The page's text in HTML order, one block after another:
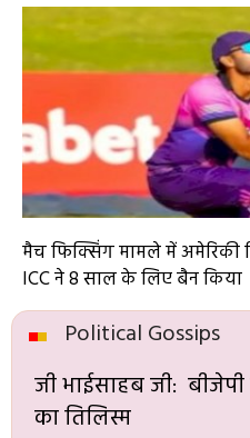
मैच फिक्सिंग मामले में अमेरिकी
ICC ने 8 साल के लिए बैन किया
Political Gossips
जी भाईसाहब जी:
का तिलिस्म